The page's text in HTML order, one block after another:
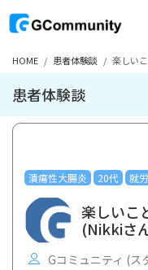
HOME 患者体験談 楽しい
患者体験談
潰瘍性大腸炎 20代 就労
楽しいこ
(Nikkiさ
Gコミュニティ (ス